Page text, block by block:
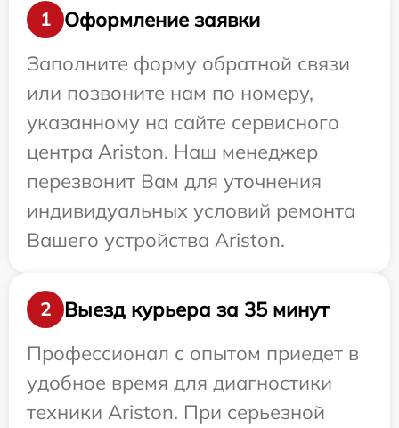
1
Оформление заявки
Заполните форму обратной связи
или позвоните нам по номеру,
указанному на сайте сервисного
центра Ariston. Наш менеджер
перезвонит Вам для уточнения
индивидуальных условий ремонта
Вашего устройства Ariston.
2
Выезд курьера за 35 минут
Профессионал с опытом приедет в
удобное время для диагностики
техники Ariston. При серьезной